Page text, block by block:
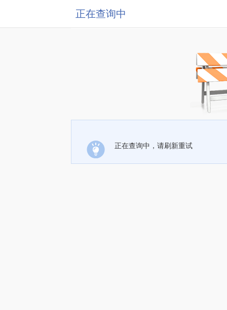
正在查询中
正在查询中，请刷新重试